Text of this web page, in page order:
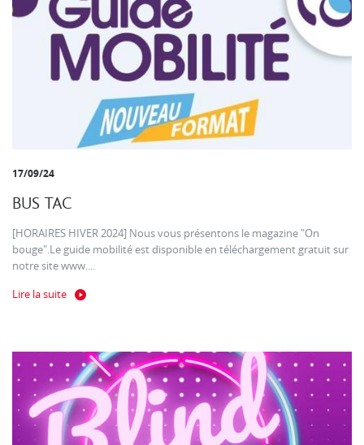
17/09/24
BUS TAC
[HORAIRES HIVER 2024] Nous vous présentons le magazine "On
bouge".Le guide mobilité est disponible en téléchargement gratuit sur
notre site www....
Lire la suite